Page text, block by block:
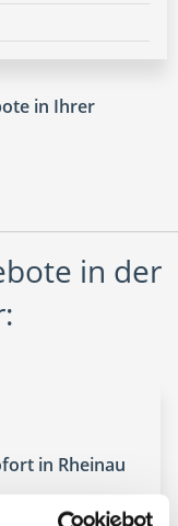
in Ihrer
in der
in Rheinau